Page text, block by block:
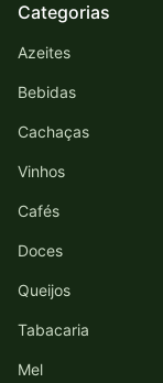
Categorias
Azeites
Bebidas
Cachaças
Vinhos
Cafés
Doces
Queijos
Tabacaria
Mel